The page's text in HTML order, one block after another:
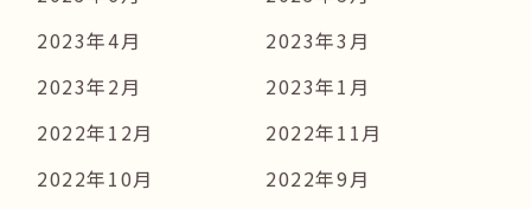
2023年4月
2023年3月
2023年2月
2023年1月
2022年12月
2022年11月
2022年10月
2022年9月